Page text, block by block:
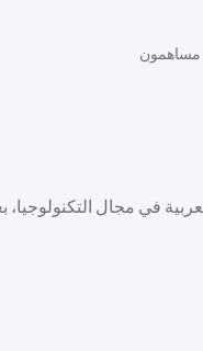
مساهمون
في مجال